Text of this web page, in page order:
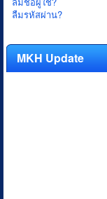
ลืมรหัสผ่าน?
MKH Update